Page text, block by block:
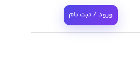
ورود / ثبت نام